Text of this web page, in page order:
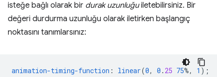
isteğe bağlı olarak bir durak uzunluğuiletebilirsiniz. Bir
değeri durdurma uzunluğu olarak iletirken başlangıç
noktasını tanımlarsınız:
animation-timing-function : linear(0, 0 . 25 75%, 1 );